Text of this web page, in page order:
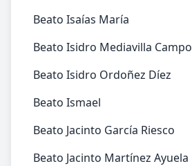
Beato Isaías María
Beato Isidro Mediavilla Campo
Beato Isidro Ordoñez Díez
Beato Ismael
Beato Jacinto García Riesco
Beato Jacinto Martínez Ayuela